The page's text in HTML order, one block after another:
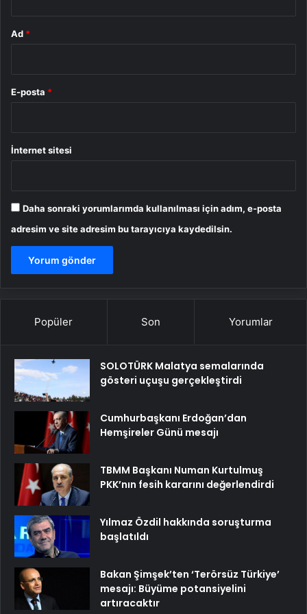
Ad *
E-posta *
İnternet sitesi
Daha sonraki yorumlarımda kullanılması için adım, e-posta
adresim ve site adresim bu tarayıcıya kaydedilsin.
Popüler Son Yorumlar
SOLOTÜRK Malatya semalarında
gösteri uçuşu gerçekleştirdi
Cumhurbaşkanı Erdoğan’dan
Hemşireler Günü mesajı
TBMM Başkanı Numan Kurtulmuş
PKK’nın fesih kararını değerlendirdi
Yılmaz Özdil hakkında soruşturma
başlatıldı
Bakan Şimşek’ten ‘Terörsüz Türkiye’
mesajı: Büyüme potansiyelini
artıracaktır